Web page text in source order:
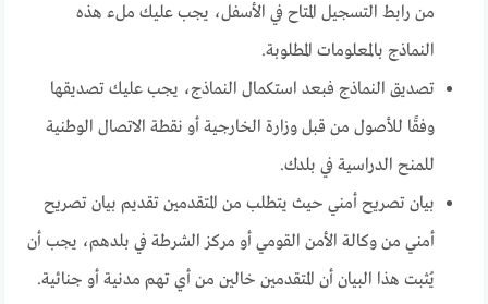
من رابط التسجيل المتاح في الأسفل، يجب عليك ملء هذه
النماذج بالمعلومات المطلوبة.
تصديق النماذج فبعد استكمال النماذج، يجب عليك تصديقها
وفقًا للأصول من قبل وزارة الخارجية أو نقطة الاتصال الوطنية
للمنح الدراسية في بلدك.
بيان تصريح أمني حيث يتطلب من المتقدمين تقديم بيان تصريح
أمني من وكالة الأمن القومي أو مركز الشرطة في بلدهم، يجب أن
يُثبت هذا البيان أن المتقدمين خالين من أي تهم مدنية أو جنائية.